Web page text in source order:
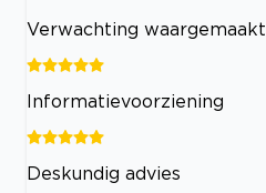
Verwachting waargemaakt
Informatievoorziening
Deskundig advies